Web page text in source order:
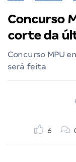
Concurso
corte da
Concurso MPU
será feita
6